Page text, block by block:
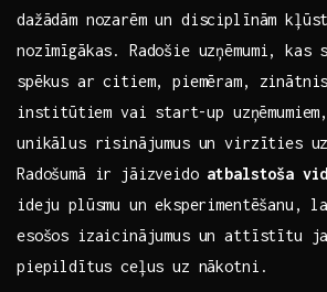
dažādām‍ nozarēm un disciplīnām
nozīmīgākas. Radošie uzņēmumi, kas
spēkus ar citiem, piemēram,
⁤institūtiem vai start-up
unikālus risinājumus un ‍virzīties
Radošumā ir jāizveido atbalstoša
ideju plūsmu un ⁤eksperimentēšanu,
esošos izaicinājumus un attīstītu‌
piepildītus ceļus uz nākotni.